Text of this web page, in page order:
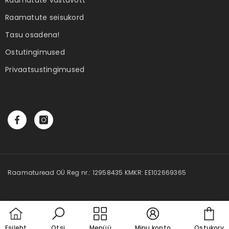
Raamatute seisukord
Tasu osadena!
Ostutingimused
Privaatsustingimused
Raamaturead OÜ Reg nr.: 12958435 KMKR: EE102669365
Ebatäiuslik minevik